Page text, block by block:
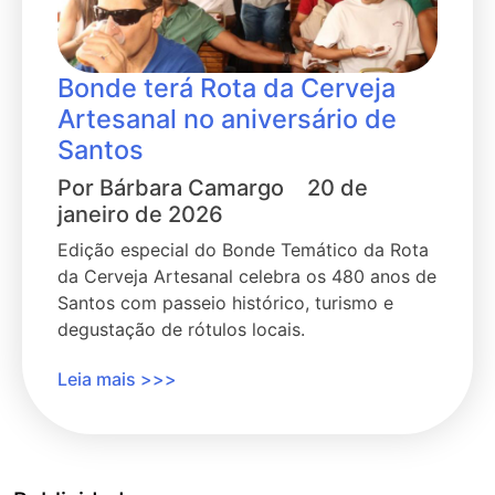
Bonde terá Rota da Cerveja
Artesanal no aniversário de
Santos
Por Bárbara Camargo
20 de
janeiro de 2026
Edição especial do Bonde Temático da Rota
da Cerveja Artesanal celebra os 480 anos de
Santos com passeio histórico, turismo e
degustação de rótulos locais.
Leia mais >>>